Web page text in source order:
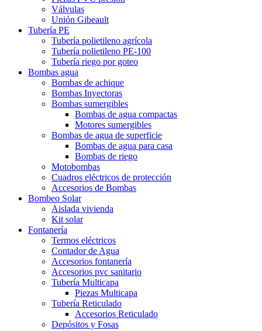
Válvulas
Unión Gibeault
Tubería PE
Tubería polietileno agrícola
Tubería polietileno PE-100
Tubería riego por goteo
Bombas agua
Bombas de achique
Bombas Inyectoras
Bombas sumergibles
Bombas de agua compactas
Motores sumergibles
Bombas de agua de superficie
Bombas de agua para casa
Bombas de riego
Motobombas
Cuadros eléctricos de protección
Accesorios de Bombas
Bombeo Solar
Aislada vivienda
Kit solar
Fontanería
Termos eléctricos
Contador de Agua
Accesorios fontanería
Accesorios pvc sanitario
Tubería Multicapa
Piezas Multicapa
Tubería Reticulado
Accesorios Reticulado
Depósitos y Fosas